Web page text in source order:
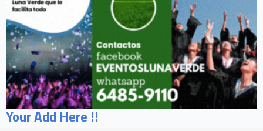
Your Add Here !!